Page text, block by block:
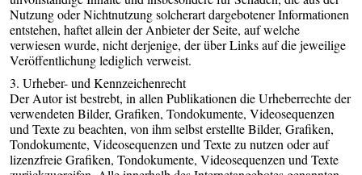
Nutzung oder Nichtnutzung solcherart dargebotener Informationen
entstehen, haftet allein der Anbieter der Seite, auf welche
verwiesen wurde, nicht derjenige, der über Links auf die jeweilige
Veröffentlichung lediglich verweist.
3. Urheber- und Kennzeichenrecht
Der Autor ist bestrebt, in allen Publikationen die Urheberrechte der
verwendeten Bilder, Grafiken, Tondokumente, Videosequenzen
und Texte zu beachten, von ihm selbst erstellte Bilder, Grafiken,
Tondokumente, Videosequenzen und Texte zu nutzen oder auf
lizenzfreie Grafiken, Tondokumente, Videosequenzen und Texte